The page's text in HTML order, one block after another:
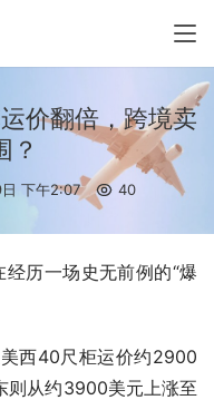
价翻倍，跨境卖
？
下午2:07 40
历一场史无前例的“爆
西40尺柜运价约2900
则从约3900美元上涨至